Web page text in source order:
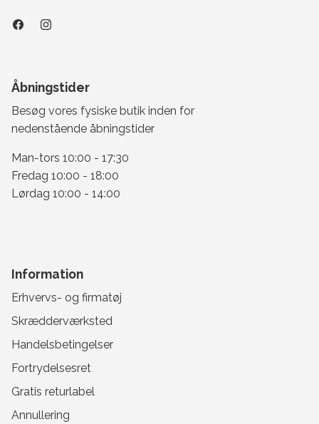
Åbningstider
Besøg vores fysiske butik inden for
nedenstående åbningstider
Man-tors 10:00 - 17:30
Fredag 10:00 - 18:00
Lørdag 10:00 - 14:00
Information
Erhvervs- og firmatøj
Skrædderværksted
Handelsbetingelser
Fortrydelsesret
Gratis returlabel
Annullering